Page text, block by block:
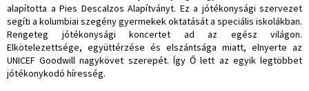
alapította a Pies Descalzos Alapítványt. Ez a jótékonysági szervezet
segíti a kolumbiai szegény gyermekek oktatását a speciális iskolákban.
Rengeteg jótékonysági koncertet ad az egész világon.
Elkötelezettsége, együttérzése és elszántsága miatt, elnyerte az
UNICEF Goodwill nagykövet szerepét. Így Ő lett az egyik legtöbbet
jótékonykodó híresség.